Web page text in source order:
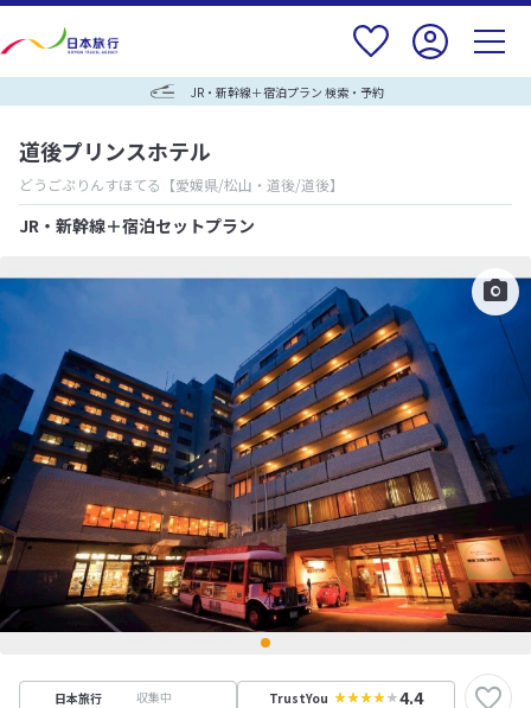
JR・新幹線＋宿泊プラン 検索・予約
道後プリンスホテル
どうごぷりんすほてる 【愛媛県/松山・道後/道後】
JR・新幹線＋宿泊セットプラン
日本旅行 収集中 TrustYou 4.4